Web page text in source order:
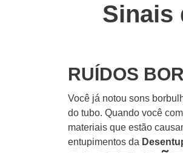
Sinais
RUÍDOS
Você já notou sons
do tubo. Quando você
materiais que estão
entupimentos da